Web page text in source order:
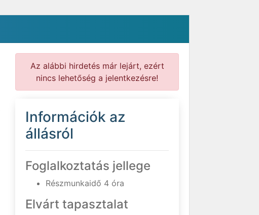
Az alábbi hirdetés már lejárt, ezért
nincs lehetőség a jelentkezésre!
Információk az
állásról
Foglalkoztatás jellege
Részmunkaidő 4 óra
Elvárt tapasztalat